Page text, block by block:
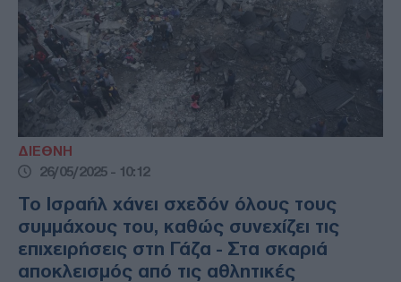
ΔΙΕΘΝΗ
26/05/2025 - 10:12
Το Ισραήλ χάνει σχεδόν όλους τους
συμμάχους του, καθώς συνεχίζει τις
επιχειρήσεις στη Γάζα - Στα σκαριά
αποκλεισμός από τις αθλητικές